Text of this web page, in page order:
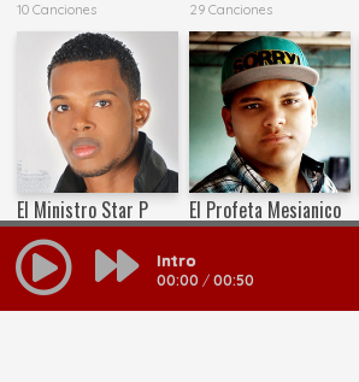
10 Canciones 29 Canciones
El Ministro Star P
4 Canciones
El Profeta Mesianico
MAS RESULTADOS
Intro
00:00 / 00:50